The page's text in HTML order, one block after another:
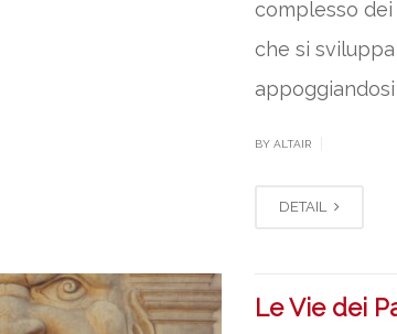
complesso
che si
BY ALTAIR
DETAIL
Le Vie dei